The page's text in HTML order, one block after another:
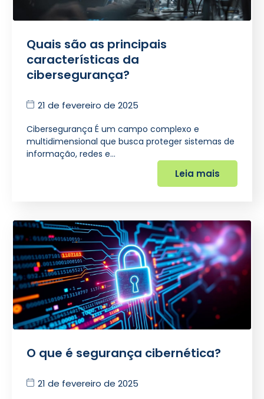
Quais são as principais
características da
cibersegurança?
21 de fevereiro de 2025
Cibersegurança É um campo complexo e
multidimensional que busca proteger sistemas de
informação, redes e…
Leia mais
O que é segurança cibernética?
21 de fevereiro de 2025